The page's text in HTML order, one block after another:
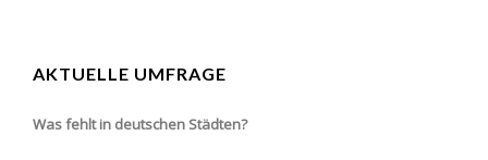
AKTUELLE UMFRAGE
Was fehlt in deutschen Städten?